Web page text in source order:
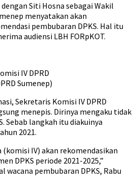
Siti Hosna sebagai Wakil
menyatakan akan
pembubaran DPKS. Hal itu
audiensi LBH FORpKOT.
IV DPRD
Sumenep)
Sekretaris Komisi IV DPRD
menepis. Dirinya mengaku tidak
Sebab langkah itu diakuinya
2021.
IV) akan rekomendasikan
DPKS periode 2021-2025,”
wacana pembubaran DPKS, Rabu